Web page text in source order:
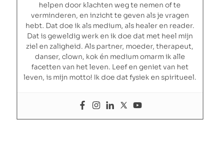
helpen door klachten weg te nemen of te
verminderen, en inzicht te geven als je vragen
hebt. Dat doe ik als medium, als healer en reader.
Dat is geweldig werk en ik doe dat met heel mijn
ziel en zaligheid. Als partner, moeder, therapeut,
danser, clown, kok én medium omarm ik alle
facetten van het leven. Leef en geniet van het
leven, is mijn motto! Ik doe dat fysiek en spiritueel.